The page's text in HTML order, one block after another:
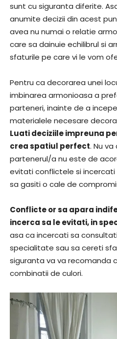
sunt cu siguranta diferite.
anumite decizii din acest
avea nu numai o relatie
care sa dainuie echilibrul si
sfaturile pe care vi le vom
Pentru ca decorarea unei
imbinarea armonioasa a
parteneri, inainte de a
materialele necesare
Luati deciziile impreuna
crea spatiul perfect. Nu
partenerul/a nu este de
evitati conflictele si
sa gasiti o cale de
Conflicte or sa apara
incerca sa le evitati, in
asa ca incercati sa
specialitate sau sa cereti
siguranta va va recomanda
combinatii de culori.